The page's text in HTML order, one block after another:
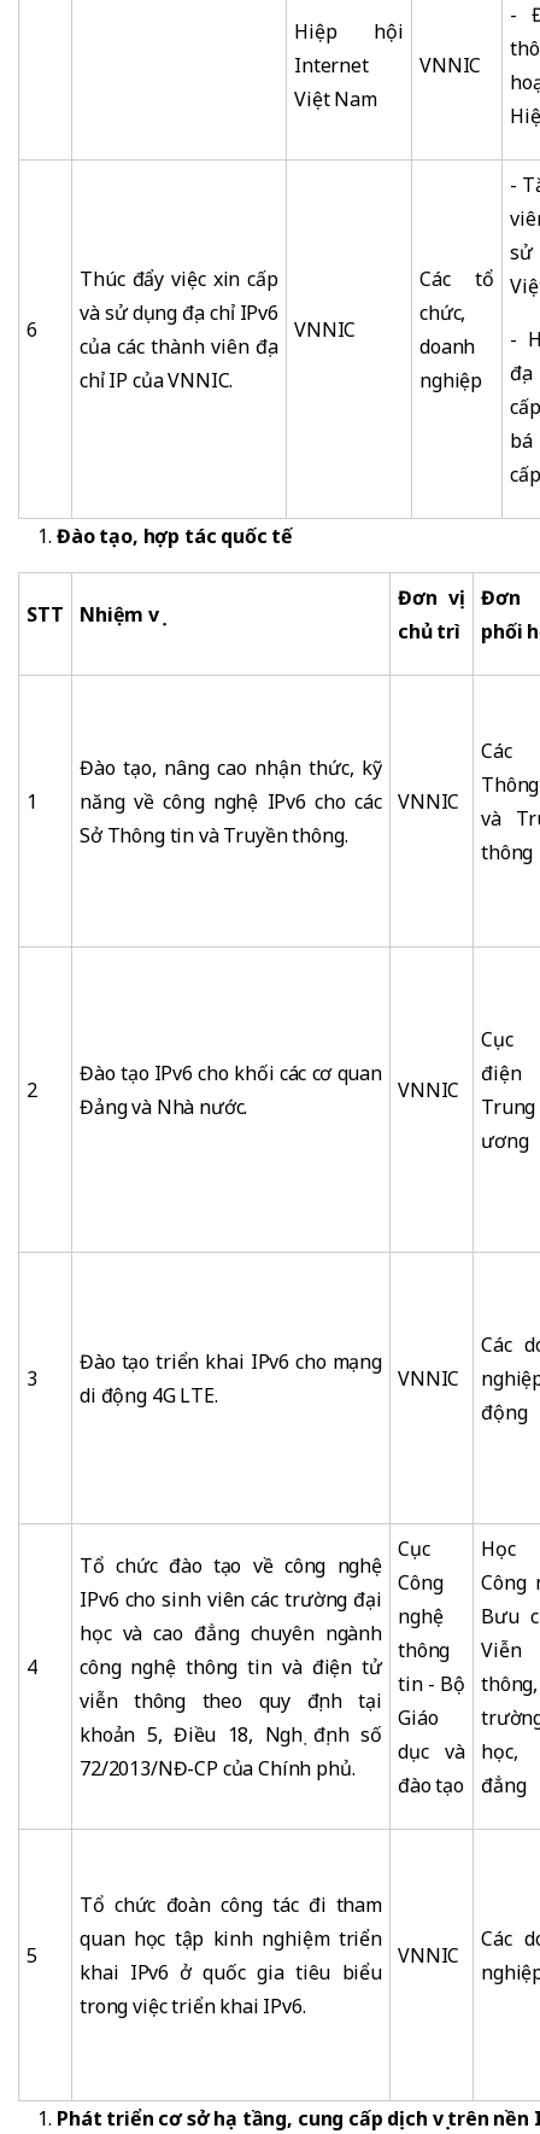
Hiệp hội
Internet
Việt Nam
VNNIC
-
6
Thúc đẩy việc xin cấp
và sử dụng địa chỉ IPv6
của các thành viên địa
chỉ IP của VNNIC.
VNNIC
Các tổ
chức,
doanh
nghiệp
-
sử
-
Đào tạo, hợp tác quốc tế
STT Nhiệm vụ
Đơn vị
chủ trì
phối
1
Đào tạo, nâng cao nhận thức, kỹ
năng về công nghệ IPv6 cho các
Sở Thông tin và Truyền thông.
VNNIC
Các
và
thông
2
Đào tạo IPv6 cho khối các cơ quan
Đảng và Nhà nước.
VNNIC
Cục
điện
Trung
ương
3
Đào tạo triển khai IPv6 cho mạng
di động 4G LTE.
VNNIC
Các
động
4
Tổ chức đào tạo về công nghệ
IPv6 cho sinh viên các trường đại
học và cao đẳng chuyên ngành
công nghệ thông tin và điện tử
viễn thông theo quy định tại
khoản 5, Điều 18, Nghị định số
72/2013/NĐ-CP của Chính phủ.
Cục
Công
nghệ
thông
tin - Bộ
Giáo
dục và
đào tạo
Học
Công
Bưu
Viễn
học,
đẳng
5
Tổ chức đoàn công tác đi tham
quan học tập kinh nghiệm triển
khai IPv6 ở quốc gia tiêu biểu
trong việc triển khai IPv6.
VNNIC
Các
Phát triển cơ sở hạ tầng, cung cấp dịch vụ trên nền